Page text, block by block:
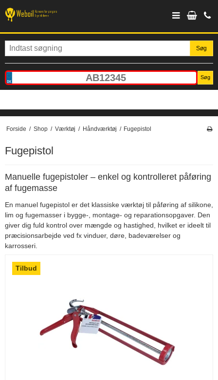
Søg
Søg
Forside / Shop / Værktøj / Håndværktøj / Fugepistol
Fugepistol
Manuelle fugepistoler – enkel og kontrolleret påføring
af fugemasse
En manuel fugepistol er det klassiske værktøj til påføring af silikone,
lim og fugemasser i bygge-, montage- og reparationsopgaver. Den
giver dig fuld kontrol over mængde og hastighed, hvilket er ideelt til
præcisionsarbejde ved fx vinduer, døre, badeværelser og
karrosseri.
Tilbud